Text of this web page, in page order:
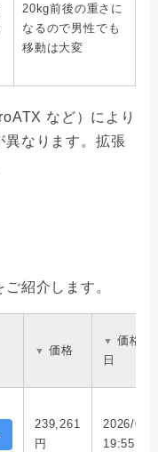
20kg前後の重さに
なるので男性でも
移動は大変
など）により
異なります。拡張
紹介します。
▼ 価格
▼ 価格更
日
239,261
円
2026/07/
19:55